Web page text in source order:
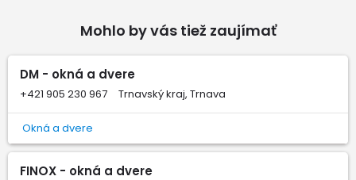
Mohlo by vás tiež zaujímať
DM - okná a dvere
+421 905 230 967 Trnavský kraj, Trnava
Okná a dvere
FINOX - okná a dvere